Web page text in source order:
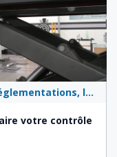
Réglementations, lois et politiques publiques
votre contrôle